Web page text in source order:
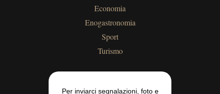
Economia
Enogastronomia
Sport
Turismo
Per inviarci segnalazioni, foto e